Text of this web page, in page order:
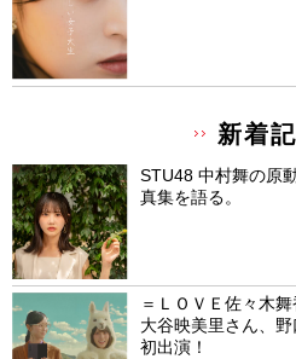
新着
STU48 中村舞の原
真集を語る。
＝ＬＯＶＥ佐々木
大谷映美里さん、
初出演！